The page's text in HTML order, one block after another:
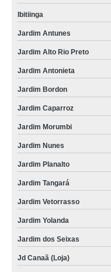
Ibitiinga
Jardim Antunes
Jardim Alto Rio Preto
Jardim Antonieta
Jardim Bordon
Jardim Caparroz
Jardim Morumbi
Jardim Nunes
Jardim Planalto
Jardim Tangará
Jardim Vetorrasso
Jardim Yolanda
Jardim dos Seixas
Jd Canaã (Loja)